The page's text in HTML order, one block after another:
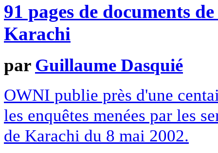
91 pages de documents
Karachi
par Guillaume Dasquié
OWNI publie près d'une
les enquêtes menées par les
de Karachi du 8 mai 2002.